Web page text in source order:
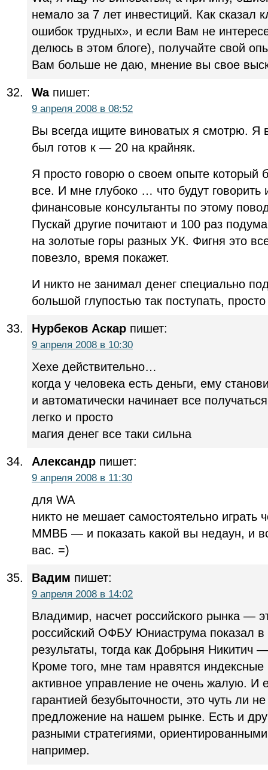
немало за 7 лет инвестиций. Как сказал
ошибок трудных», и если Вам не
делюсь в этом блоге), получайте свой
Вам больше не даю, мнение вы свое
Waпишет:
9 апреля 2008 в 08:52
Вы всегда ищите виноватых я смотрю. Я
был готов к — 20 на крайняк.
Я просто говорю о своем опыте который
все. И мне глубоко … что будут говорить
финансовые консультанты по этому
Пускай другие почитают и 100 раз
на золотые горы разных УК. Фигня это
повезло, время покажет.
И никто не занимал денег специально
большой глупостью так поступать, просто
Нурбеков Аскар пишет:
9 апреля 2008 в 10:30
Хехе действительно…
когда у человека есть деньги, ему
и автоматически начинает все получаться
легко и просто
магия денег все таки сильна
Александр пишет:
9 апреля 2008 в 11:30
для WA
никто не мешает самостоятельно играть
ММВБ — и показать какой вы недаун, и
вас. =)
Вадим пишет:
9 апреля 2008 в 14:02
Владимир, насчет российского рынка —
российский ОФБУ Юниаструма показал в
результаты, тогда как Добрыня Никитич
Кроме того, мне там нравятся
активное управление не очень жалую. И
гарантией безубыточности, это чуть ли
предложение на нашем рынке. Есть и
разными стратегиями,
например.